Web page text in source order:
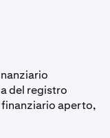
del registro
aperto,